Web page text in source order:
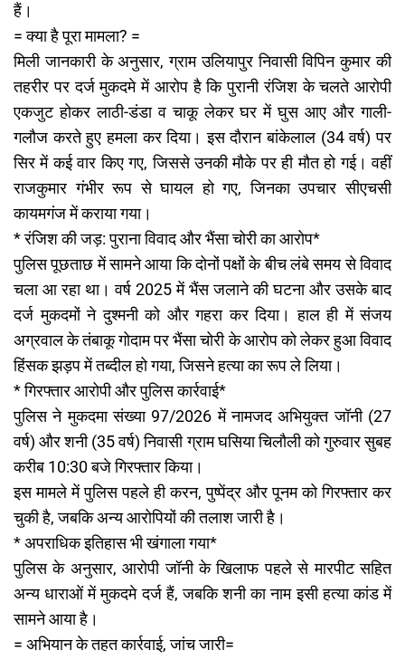
हैं।
= क्या है पूरा मामला? =
मिली जानकारी के अनुसार, ग्राम उलियापुर निवासी विपिन कुमार की
तहरीर पर दर्ज मुकदमे में आरोप है कि पुरानी रंजिश के चलते आरोपी
एकजुट होकर लाठी-डंडा व चाकू लेकर घर में घुस आए और गाली-
गलौज करते हुए हमला कर दिया। इस दौरान बांकेलाल (34 वर्ष) पर
सिर में कई वार किए गए, जिससे उनकी मौके पर ही मौत हो गई। वहीं
राजकुमार गंभीर रूप से घायल हो गए, जिनका उपचार सीएचसी
कायमगंज में कराया गया।
* रंजिश की जड़: पुराना विवाद और भैंसा चोरी का आरोप*
पुलिस पूछताछ में सामने आया कि दोनों पक्षों के बीच लंबे समय से विवाद
चला आ रहा था। वर्ष 2025 में भैंस जलाने की घटना और उसके बाद
दर्ज मुकदमों ने दुश्मनी को और गहरा कर दिया। हाल ही में संजय
अग्रवाल के तंबाकू गोदाम पर भैंसा चोरी के आरोप को लेकर हुआ विवाद
हिंसक झड़प में तब्दील हो गया, जिसने हत्या का रूप ले लिया।
* गिरफ्तार आरोपी और पुलिस कार्रवाई*
पुलिस ने मुकदमा संख्या 97/2026 में नामजद अभियुक्त जॉनी (27
वर्ष) और शनी (35 वर्ष) निवासी ग्राम घसिया चिलौली को गुरुवार सुबह
करीब 10:30 बजे गिरफ्तार किया।
इस मामले में पुलिस पहले ही करन, पुष्पेंद्र और पूनम को गिरफ्तार कर
चुकी है, जबकि अन्य आरोपियों की तलाश जारी है।
* अपराधिक इतिहास भी खंगाला गया*
पुलिस के अनुसार, आरोपी जॉनी के खिलाफ पहले से मारपीट सहित
अन्य धाराओं में मुकदमे दर्ज हैं, जबकि शनी का नाम इसी हत्या कांड में
सामने आया है।
= अभियान के तहत कार्रवाई, जांच जारी=